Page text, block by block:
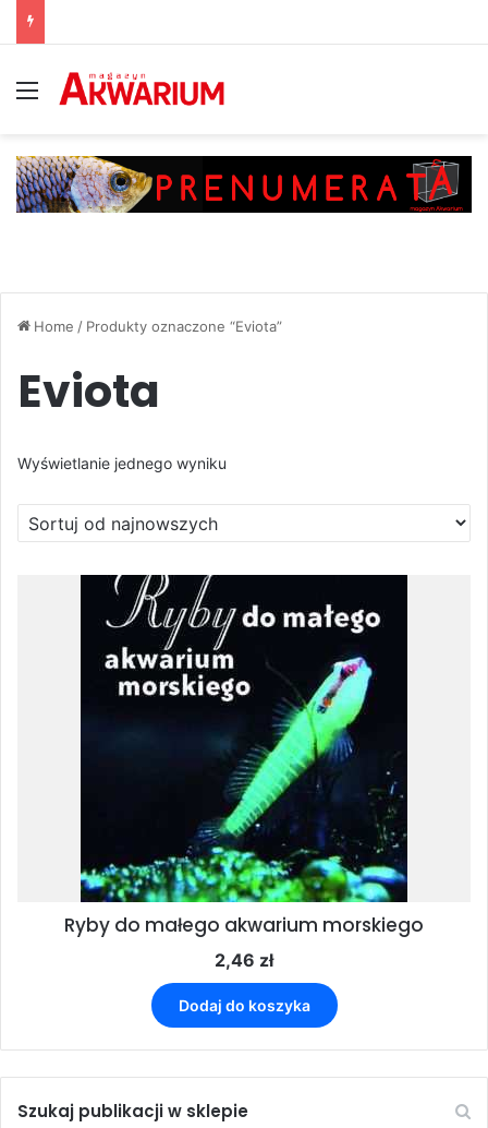
Menu
Home / Produkty oznaczone “Eviota”
Eviota
Wyświetlanie jednego wyniku
Ryby do małego akwarium morskiego
2,46 zł
Dodaj do koszyka
Szukaj publikacji w sklepie